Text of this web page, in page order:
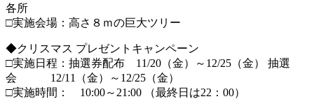
各所
□実施会場：高さ８ｍの巨大ツリー
◆クリスマス プレゼントキャンペーン
□実施日程：抽選券配布 11/20（金）～12/25（金） 抽選
会 12/11（金）～12/25（金）
□実施時間： 10:00～21:00 （最終日は22：00）